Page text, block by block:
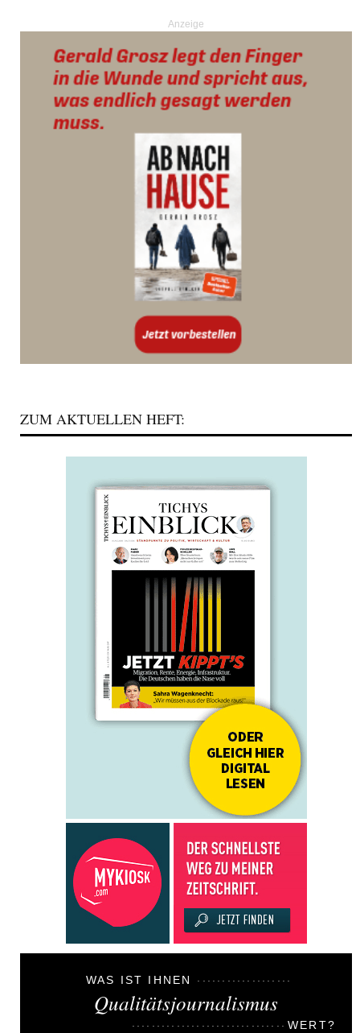
Anzeige
ZUM AKTUELLEN HEFT:
WAS IST IHNEN
Qualitätsjournalismus
WERT?